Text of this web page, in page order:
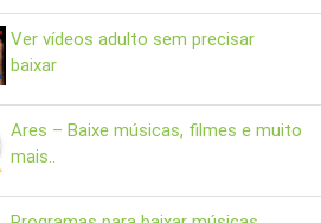
Ver vídeos adulto sem precisar
baixar
Ares – Baixe músicas, filmes e muito
mais..